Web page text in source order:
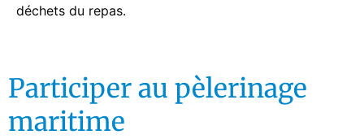
déchets du repas.
Participer au pèlerinage
maritime